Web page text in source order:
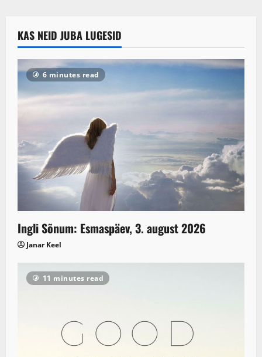
KAS NEID JUBA LUGESID
6 minutes read
Ingli Sõnum: Esmaspäev, 3. august 2026
Janar Keel
11 minutes read